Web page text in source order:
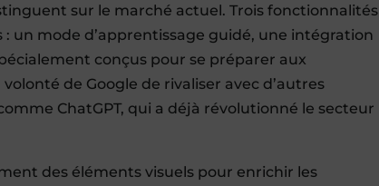
sur le marché actuel. Trois fonctionnalités
un mode d’apprentissage guidé, une intégration
conçus pour se préparer aux
de Google de rivaliser avec d’autres
ChatGPT, qui a déjà révolutionné le secteur
des éléments visuels pour enrichir les